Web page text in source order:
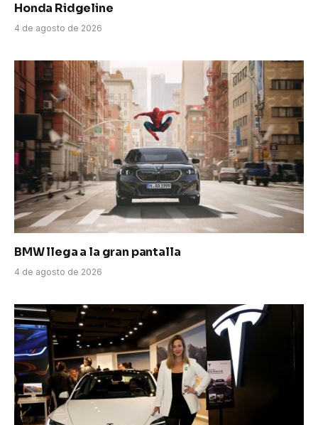
Honda Ridgeline
4 de agosto de 2026
BMW llega a la gran pantalla
4 de agosto de 2026